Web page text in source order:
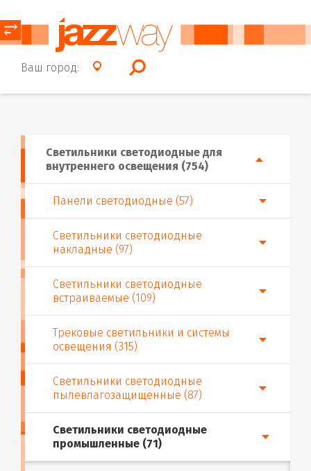
Ваш город:
⥂
Светильники светодиодные для
внутреннего освещения (754)
Панели светодиодные (57)
Светильники светодиодные
накладные (97)
Светильники светодиодные
встраиваемые (109)
Трековые светильники и системы
освещения (315)
Светильники светодиодные
пылевлагозащищенные (87)
Светильники светодиодные
промышленные (71)